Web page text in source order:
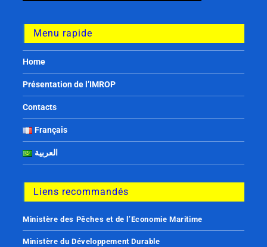
Menu rapide
Home
Présentation de l’IMROP
Contacts
Français
العربية
Liens recommandés
Ministère des Pêches et de l’Economie Maritime
Ministère du Développement Durable